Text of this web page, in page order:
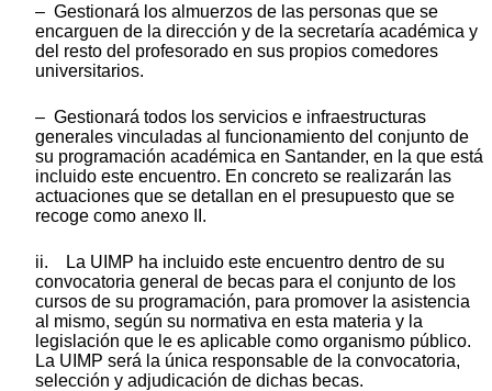
– Gestionará los almuerzos de las personas que se
encarguen de la dirección y de la secretaría académica y
del resto del profesorado en sus propios comedores
universitarios.
– Gestionará todos los servicios e infraestructuras
generales vinculadas al funcionamiento del conjunto de
su programación académica en Santander, en la que está
incluido este encuentro. En concreto se realizarán las
actuaciones que se detallan en el presupuesto que se
recoge como anexo II.
ii. La UIMP ha incluido este encuentro dentro de su
convocatoria general de becas para el conjunto de los
cursos de su programación, para promover la asistencia
al mismo, según su normativa en esta materia y la
legislación que le es aplicable como organismo público.
La UIMP será la única responsable de la convocatoria,
selección y adjudicación de dichas becas.